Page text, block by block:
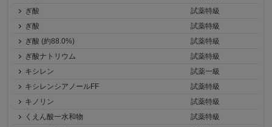
ぎ酸
試薬特級
ぎ酸
試薬特級
ぎ酸 (約88.0%)
試薬特級
ぎ酸ナトリウム
試薬特級
キシレン
試薬一級
キシレンシアノールFF
試薬特級
キノリン
試薬特級
くえん酸一水和物
試薬特級